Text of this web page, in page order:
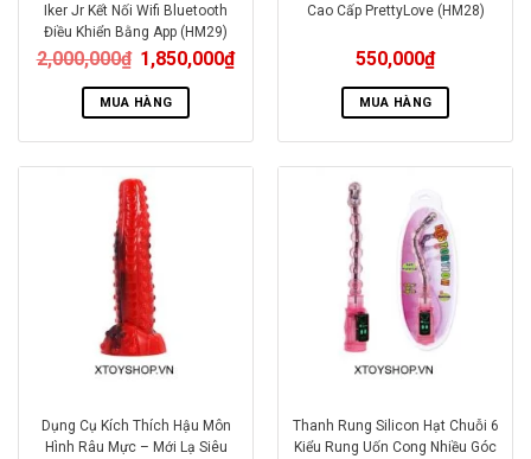
Iker Jr Kết Nối Wifi Bluetooth
Điều Khiển Bằng App (HM29)
2,000,000₫ 1,850,000₫
MUA HÀNG
Cao Cấp PrettyLove (HM28)
550,000₫
MUA HÀNG
Dụng Cụ Kích Thích Hậu Môn
Hình Râu Mực – Mới Lạ Siêu
Thanh Rung Silicon Hạt Chuỗi 6
Kiểu Rung Uốn Cong Nhiều Góc